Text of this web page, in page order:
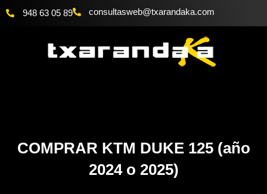
948 63 05 89 consultasweb@txarandaka.com
COMPRAR KTM DUKE 125 (año
2024 o 2025)